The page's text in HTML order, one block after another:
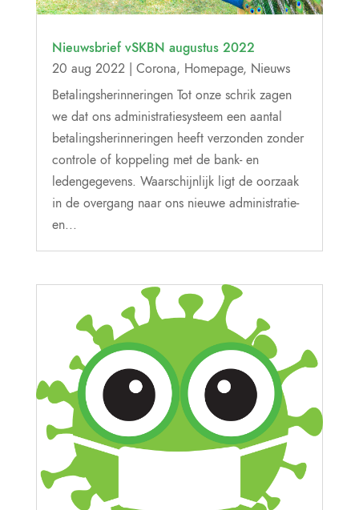
Nieuwsbrief vSKBN augustus 2022
20 aug 2022| Corona, Homepage, Nieuws
Betalingsherinneringen Tot onze schrik zagen
we dat ons administratiesysteem een aantal
betalingsherinneringen heeft verzonden zonder
controle of koppeling met de bank- en
ledengegevens. Waarschijnlijk ligt de oorzaak
in de overgang naar ons nieuwe administratie-
en...